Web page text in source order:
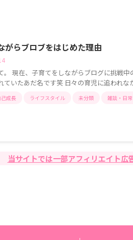
がらブロブをはじめた理由
。 現在、子育てをしながらブログに挑戦
ていたあだ名です笑 日々の育児に追われな
成長 ライフスタイル 未分類 雑談・日常
当サイトでは一部アフィリエイト広